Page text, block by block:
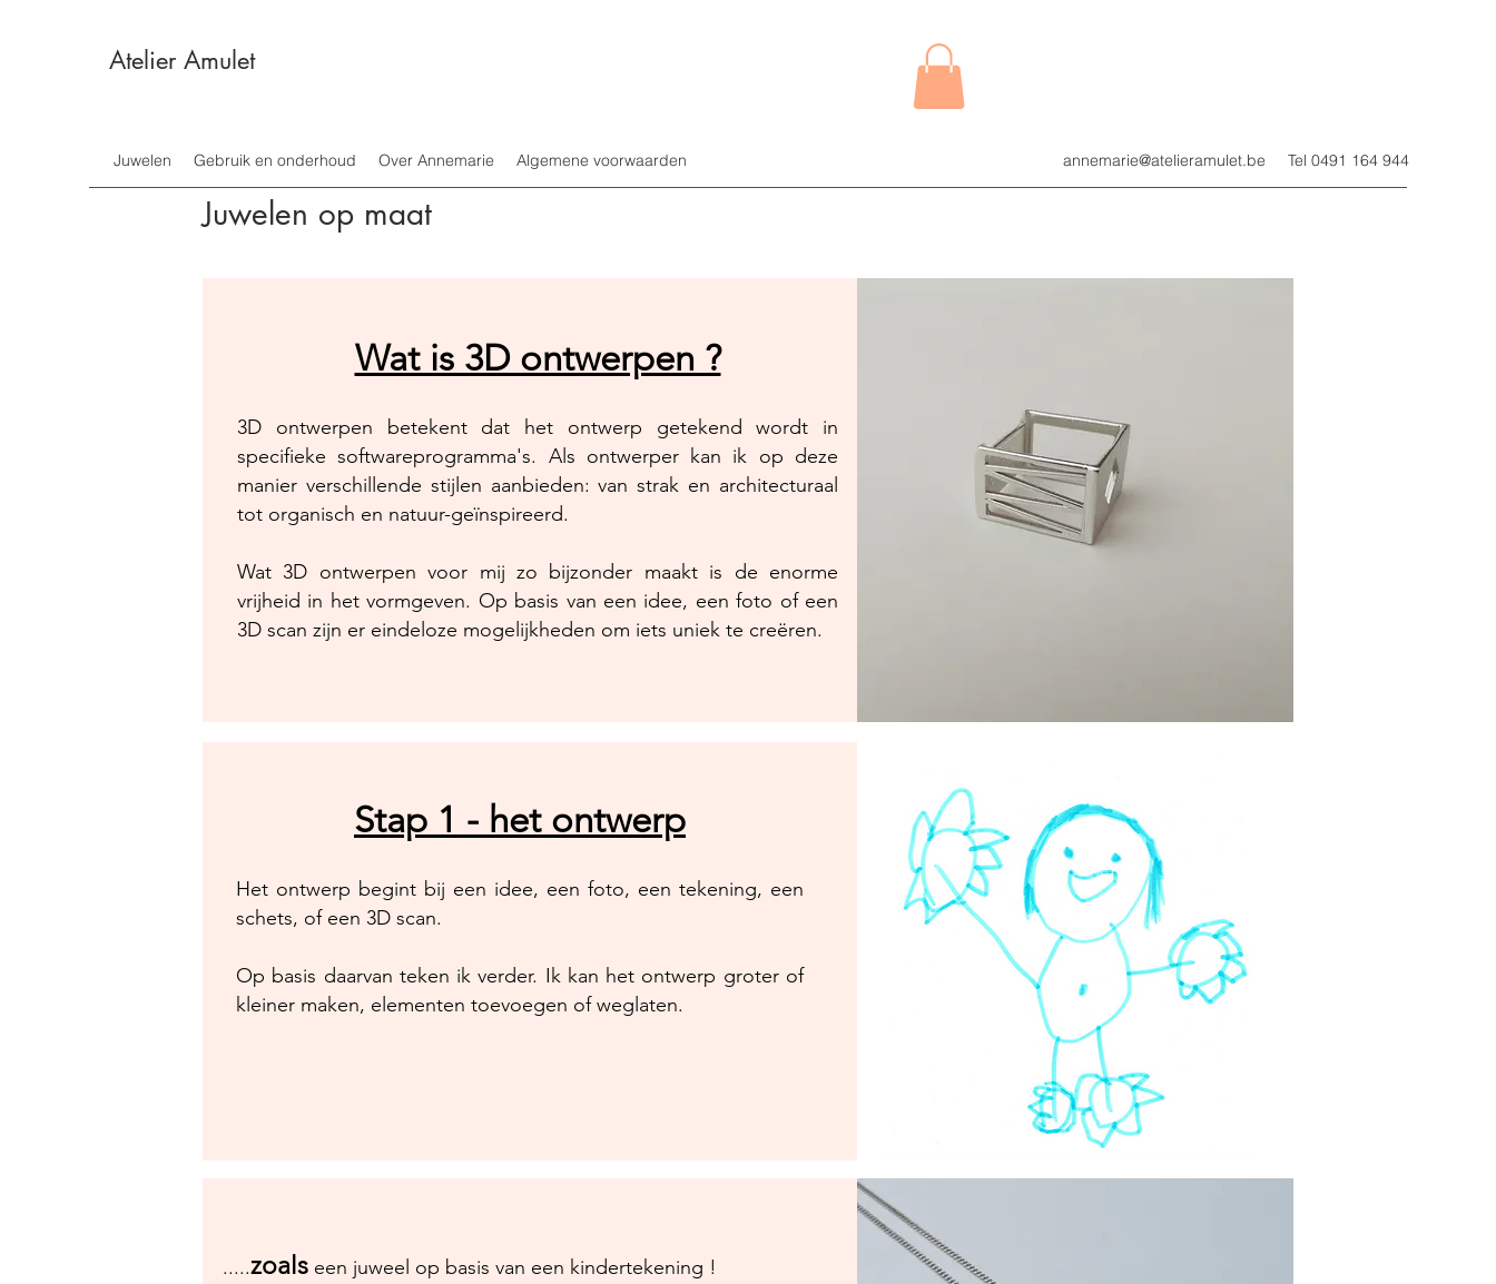
Atelier Amulet
annemarie@atelieramulet.be Tel 0491 164 944
Juwelen Gebruik en onderhoud Over Annemarie Algemene voorwaarden
Juwelen op maat
Wat is 3D ontwerpen ?
3D ontwerpen betekent dat het ontwerp getekend wordt in
specifieke softwareprogramma's. Als ontwerper kan ik op deze
manier verschillende stijlen aanbieden: van strak en architecturaal
tot organisch en natuur-geïnspireerd.
Wat 3D ontwerpen voor mij zo bijzonder maakt is de enorme
vrijheid in het vormgeven. Op basis van een idee, een foto of een
3D scan zijn er eindeloze mogelijkheden om iets uniek te creëren.
Stap 1 - het ontwerp
Het ontwerp begint bij een idee, een foto, een tekening, een
schets, of een 3D scan.
Op basis daarvan teken ik verder. Ik kan het ontwerp groter of
kleiner maken, elementen toevoegen of weglaten.
.....zoals een juweel op basis van een kindertekening !